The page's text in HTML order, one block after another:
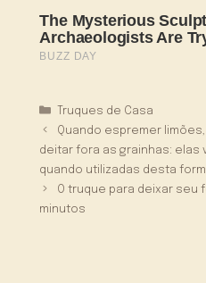
Categorias
Truques de Casa
Quando espremer
deitar fora as grainhas: elas
quando utilizadas desta
O truque para deixar seu
minutos